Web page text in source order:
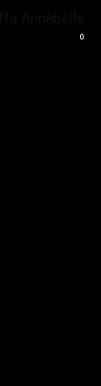
0